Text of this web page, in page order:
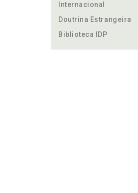
Internacional
Doutrina Estrangeira
Biblioteca IDP